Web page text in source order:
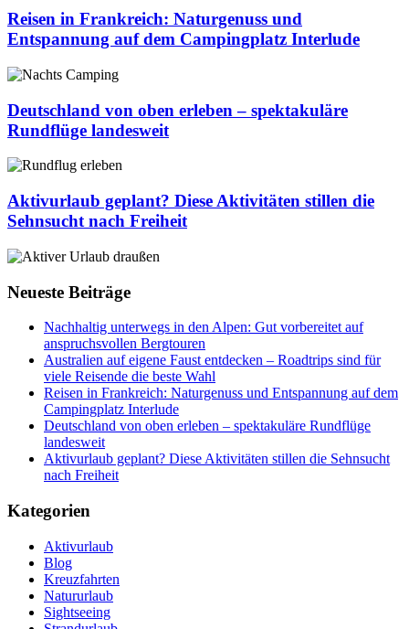
anspruchsvollen
Bergtouren
eigene
Faust
entdecken
–
Roadtrips
für
viele
die
Wahl
Reisen in Frankreich: Naturgenuss und
Entspannung auf dem Campingplatz Interlude
Reisen
Frankreich:
Naturgenuss
und
Entspannung
auf
Campingplatz
Interlude
Deutschland von oben erleben – spektakuläre
Rundflüge landesweit
Deutschland
oben
erleben
–
spektakuläre
Rundflüge
Aktivurlaub geplant? Diese Aktivitäten stillen die
Sehnsucht nach Freiheit
Aktivurlaub
Diese
Sehnsucht
Freiheit
Neueste Beiträge
Nachhaltig unterwegs in den Alpen: Gut vorbereitet auf
anspruchsvollen Bergtouren
Australien auf eigene Faust entdecken – Roadtrips sind für
viele Reisende die beste Wahl
Reisen in Frankreich: Naturgenuss und Entspannung auf dem
Campingplatz Interlude
Deutschland von oben erleben – spektakuläre Rundflüge
landesweit
Aktivurlaub geplant? Diese Aktivitäten stillen die Sehnsucht
nach Freiheit
Kategorien
Aktivurlaub
Blog
Kreuzfahrten
Natururlaub
Sightseeing